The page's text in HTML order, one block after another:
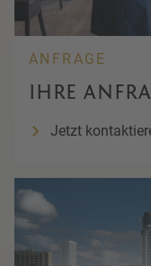
ANFRAGE
IHRE
Jetzt